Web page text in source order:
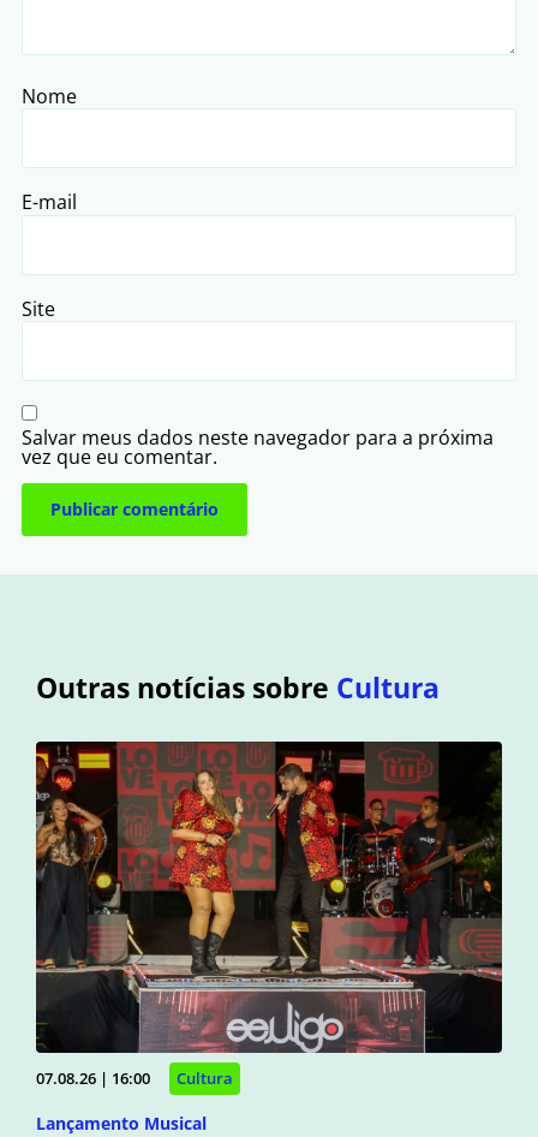
Nome
E-mail
Site
Salvar meus dados neste navegador para a próxima
vez que eu comentar.
Outras notícias sobre Cultura
07.08.26 | 16:00 Cultura
Lançamento Musical